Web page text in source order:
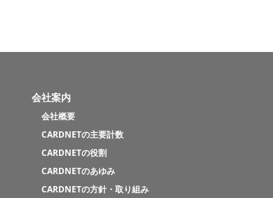
会社案内
会社概要
CARDNETの主要計数
CARDNETの役割
CARDNETのあゆみ
CARDNETの方針・取り組み